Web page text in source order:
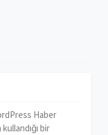
Haber
bir